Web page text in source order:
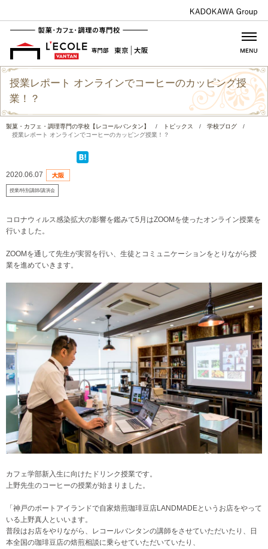
授業レポート オンラインでコーヒーのカッピング授
業！？
製菓・カフェ・調理専門の学校【レコールバンタン】 / トピックス / 学校ブログ
/
授業レポート オンラインでコーヒーのカッピング授業！？
2020.06.07
授業/特別講師/講演会
コロナウィルス感染拡大の影響を鑑みて5月はZOOMを使ったオンライン授業を
行いました。
ZOOMを通して先生が実習を行い、生徒とコミュニケーションをとりながら授
業を進めていきます。
カフェ学部新入生に向けたドリンク授業です。
上野先生のコーヒーの授業が始まりました。
「神戸のポートアイランドで自家焙煎珈琲豆店LANDMADEというお店をやって
いる上野真人といいます。
普段はお店をやりながら、レコールバンタンの講師をさせていただいたり、日
本全国の珈琲豆店の焙煎相談に乗らせていただいていたり、